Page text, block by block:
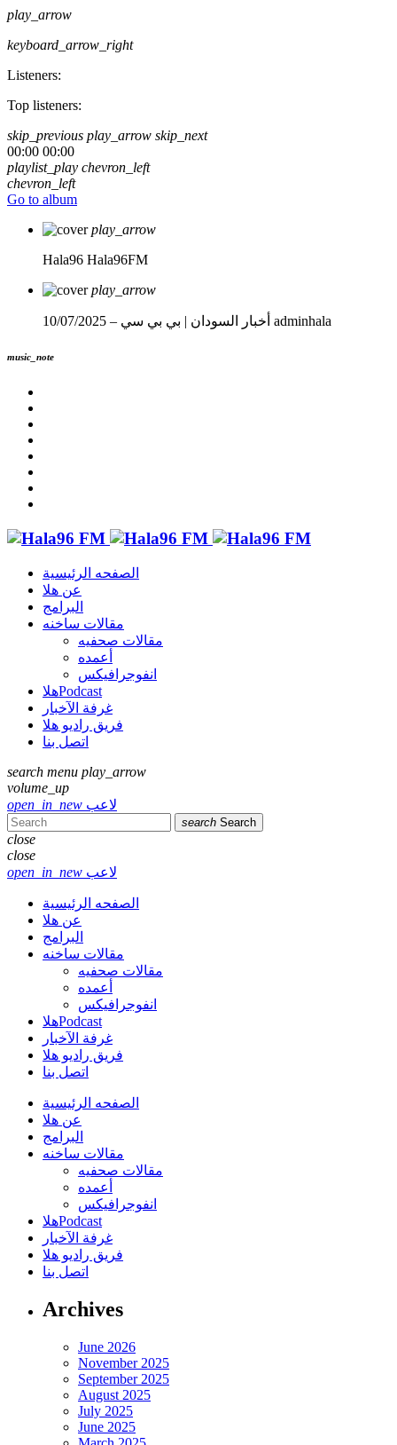
play_arrow
keyboard_arrow_right
Listeners:
Top listeners:
skip_previous play_arrow skip_next
00:00 00:00
playlist_play chevron_left
chevron_left
Go to album
play_arrow
Hala96 Hala96FM
play_arrow
أخبار السودان | بي بي سي – 10/07/2025 adminhala
music_note
الصفحه الرئيسية
عن هلا
البرامج
مقالات ساخنه
مقالات صحفيه
أعمده
انفوجرافيكس
هلاPodcast
غرفة الآخبار
فريق راديو هلا
اتصل بنا
search menu play_arrow
volume_up
open_in_new لاعب
search Search
close
close
open_in_new لاعب
الصفحه الرئيسية
عن هلا
البرامج
مقالات ساخنه
مقالات صحفيه
أعمده
انفوجرافيكس
هلاPodcast
غرفة الآخبار
فريق راديو هلا
اتصل بنا
الصفحه الرئيسية
عن هلا
البرامج
مقالات ساخنه
مقالات صحفيه
أعمده
انفوجرافيكس
هلاPodcast
غرفة الآخبار
فريق راديو هلا
اتصل بنا
Archives
June 2026
November 2025
September 2025
August 2025
July 2025
June 2025